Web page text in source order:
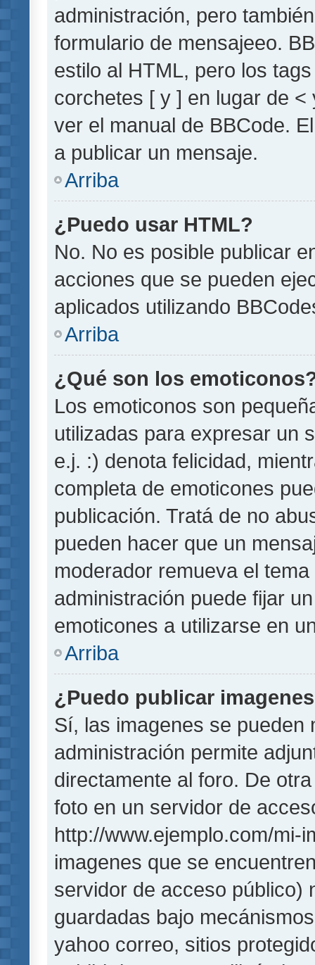
administración, pero
formulario de mensajeeo.
estilo al HTML, pero los
corchetes [ y ] en lugar de
ver el manual de BBCode.
a publicar un mensaje.
Arriba
¿Puedo usar HTML?
No. No es posible publicar
acciones que se pueden
aplicados utilizando
Arriba
¿Qué son los
Los emoticonos son
utilizadas para expresar un
e.j. :) denota felicidad,
completa de emoticones
publicación. Tratá de no
pueden hacer que un
moderador remueva el
administración puede fijar
emoticones a utilizarse en
Arriba
¿Puedo publicar
Sí, las imagenes se pueden
administración permite
directamente al foro. De
foto en un servidor de
http://www.ejemplo.com/mi-
imagenes que se
servidor de acceso público)
guardadas bajo
yahoo correo, sitios